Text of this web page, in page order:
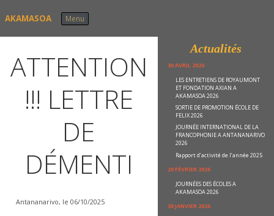
AKAMASOA Menu
ATTENTION
!!! LETTRE
DE
DÉMENTI
Antananarivo, le 06/10/2025
Actualités
30 AVRIL 2026
LES ENTRETIENS DE ROYAUMONT
ET FONDATION AXIAN A
AKAMASOA 2026
SORTIE DE PROMOTION ÉCOLE DE
FELIX 2026
JOURNÉE INTERNATIONAL DE LA
FRANCOPHONIE A ANTANANARIVO
2026
Rapport d’activité de l’année 2025
20 FÉVRIER 2026
JOURNÉES DES ÉCOLES A
AKAMASOA 2026
30 JANVIER 2026